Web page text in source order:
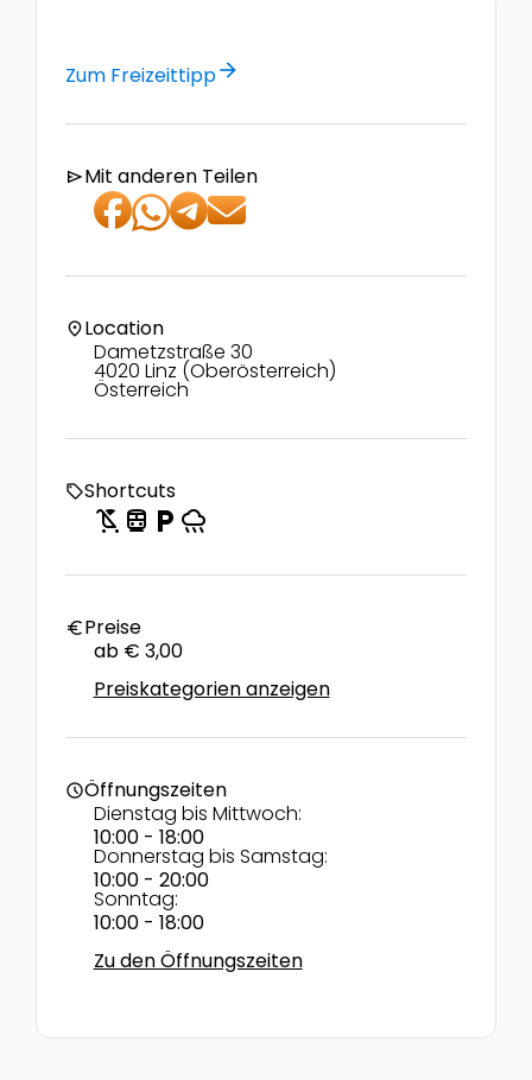
Zum Freizeittipparrow_forward
sendMit anderen Teilen
location_onLocation
Dametzstraße 30
4020 Linz (Oberösterreich)
Österreich
local_offerShortcuts
child_friendly directions_transit local_parking rainy
euroPreise
ab € 3,00
Preiskategorien anzeigen
scheduleÖffnungszeiten
Dienstag bis Mittwoch:
10:00 - 18:00
Donnerstag bis Samstag:
10:00 - 20:00
Sonntag:
10:00 - 18:00
Zu den Öffnungszeiten